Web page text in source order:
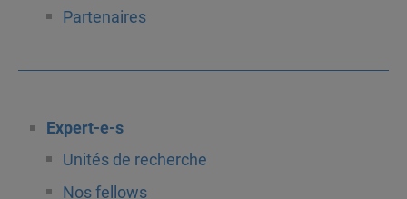
Partenaires
Expert-e-s
Unités de recherche
Nos fellows